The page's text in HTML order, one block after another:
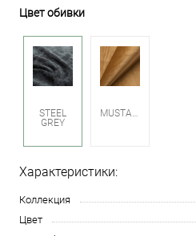
Цвет обивки
STEEL
GREY
Характеристики:
Коллекция
Цвет